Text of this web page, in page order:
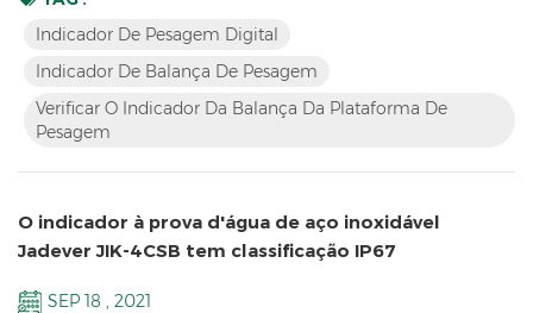
Recursos Maior inventário de LCD Verifique o indicador de
Design de contorno atraente com caixa de ABS durável
Visor...
Indicador De Pesagem Digital
Indicador De Balança De Pesagem
Verificar O Indicador Da Balança Da Plataforma De
Pesagem
O indicador à prova d'água de aço inoxidável
Jadever JIK-4CSB tem classificação IP67
SEP 18 , 2021